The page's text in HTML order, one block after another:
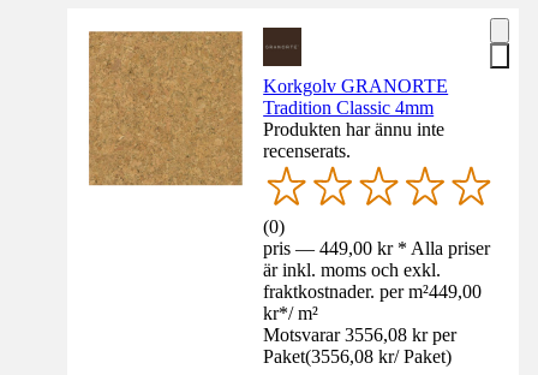
Korkgolv GRANORTE
Tradition Classic 4mm
Produkten har ännu inte
recenserats.
(0)
pris — 449,00 kr * Alla priser
är inkl. moms och exkl.
fraktkostnader. per m²449,00
kr*/ m²
Motsvarar 3556,08 kr per
Paket(3556,08 kr/ Paket)